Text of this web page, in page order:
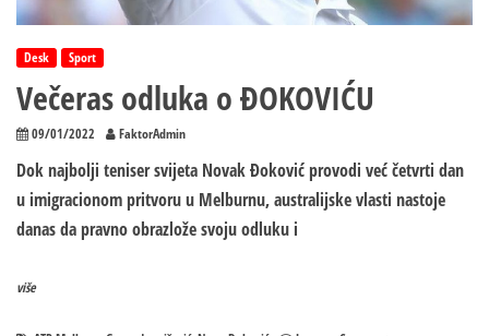
Desk Sport
Večeras odluka o ĐOKOVIĆU
09/01/2022 FaktorAdmin
Dok najbolji teniser svijeta Novak Ðoković provodi već četvrti dan
u imigracionom pritvoru u Melburnu, australijske vlasti nastoje
danas da pravno obrazlože svoju odluku i
više